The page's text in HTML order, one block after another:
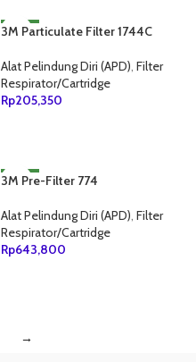
NEW
3M Particulate Filter 1744C
Alat Pelindung Diri (APD), Filter
Respirator/Cartridge
Rp205,350
NEW
3M Pre-Filter 774
Alat Pelindung Diri (APD), Filter
Respirator/Cartridge
Rp643,800
→